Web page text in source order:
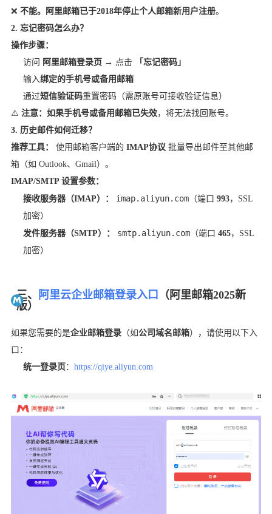
❌ 不能。 阿里邮箱已于2018年停止个人邮箱新用户注册。
2. 忘记密码怎么办？
操作步骤：
访问
阿里邮箱登录页 → 点击
「忘记密码」
输入绑定的手机号或备用邮箱
通过短信验证码重置密码（需原账号可接收验证信息）
⚠️ 注意： 如果手机号或备用邮箱已失效，将无法找回账号。
3. 历史邮件如何迁移？
推荐工具：
使用邮箱客户端的 IMAP协议 批量导出邮件至其他邮
箱（如 Outlook、Gmail）。
IMAP/SMTP 设置参数：
接收服务器（IMAP）：
imap.aliyun.com（端口 993，SSL
加密）
发件服务器（SMTP）：
smtp.aliyun.com（端口 465，SSL
加密）
三、 阿里云企业邮箱登录入口
（阿里邮箱2025新
版）
如果您需要的是企业邮箱登录（如公司域名邮箱），请使用以下入
口：
统一登录页 ： https://qiye.aliyun.com